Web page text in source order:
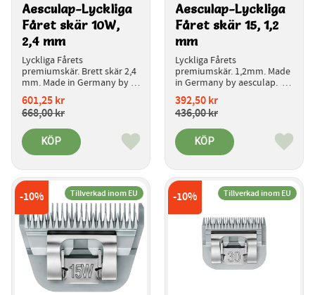
Aesculap-Lyckliga
Fåret skär 10W,
2,4 mm
Lyckliga Fårets
premiumskär. Brett skär 2,4
mm. Made in Germany by
aesculap.
Introduktionspris.
601,25kr
668,00kr
Lägg till i favoriter
KÖP
Aesculap-Lyckliga
Fåret skär 15, 1,2
mm
Lyckliga Fårets
premiumskär. 1,2mm. Made
in Germany by aesculap.
Introduktionspris.
392,50kr
436,00kr
Lägg
KÖP
10% Tillverkad inom EU 10% Tillverkad inom EU